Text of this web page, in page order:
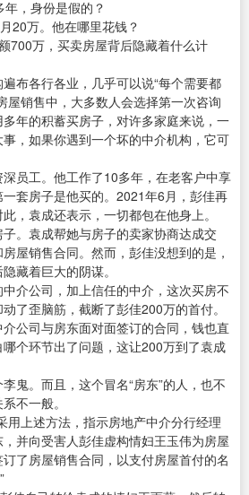
，身份是假的？
20万。他在哪里花钱？
700万，买卖房屋背后隐藏着什么计
布各行各业，几乎可以说“每个需要都
屋销售中，大多数人会选择第一次咨询
年的积蓄买房子，对许多家庭来说，一
，如果你遇到一个坏的中介机构，它可
员工。他工作了10多年，在老客户中享
套房子是他买的。2021年6月，彭佳再
，袁成还表示，一切都包在他身上。
。袁成帮她与房子的卖家协商达成交
屋销售合同。然而，彭佳没想到的是，
藏着巨大的阴谋。
介公司，加上信任的中介，这次买房不
了歪脑筋，截断了彭佳200万的首付。
公司与房东面对面签订的合同，钱也直
个环节出了问题，这让200万到了袁成
鬼。而且，这个冒名“房东”的人，也不
不一般。
用上述方法，指示房地产中介分行经理
并向受害人彭佳虚构情妇王玉伟为房屋
了房屋销售合同，以支付房屋首付的名